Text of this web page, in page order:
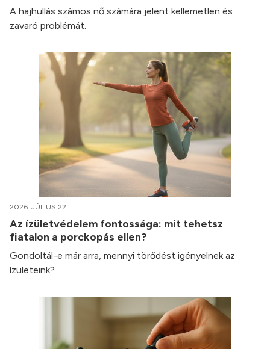
A hajhullás számos nő számára jelent kellemetlen és
zavaró problémát.
2026. JÚLIUS 22.
Az ízületvédelem fontossága: mit tehetsz
fiatalon a porckopás ellen?
Gondoltál-e már arra, mennyi törődést igényelnek az
ízületeink?